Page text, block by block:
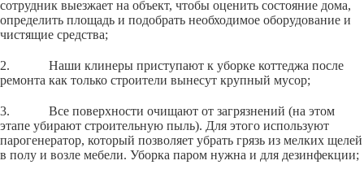
сотрудник выезжает на объект, чтобы оценить состояние дома,
определить площадь и подобрать необходимое оборудование и
чистящие средства;
2. Наши клинеры приступают к уборке коттеджа после
ремонта как только строители вынесут крупный мусор;
3. Все поверхности очищают от загрязнений (на этом
этапе убирают строительную пыль). Для этого используют
парогенератор, который позволяет убрать грязь из мелких щелей
в полу и возле мебели. Уборка паром нужна и для дезинфекции;